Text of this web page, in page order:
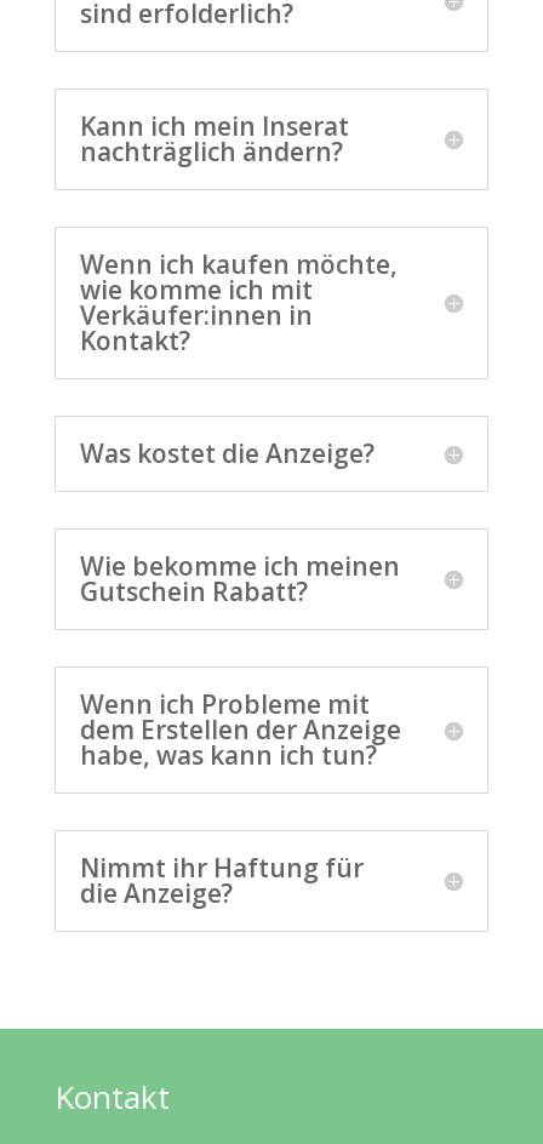
sind erfolderlich?
Kann ich mein Inserat
nachträglich ändern?
Wenn ich kaufen möchte,
wie komme ich mit
Verkäufer:innen in
Kontakt?
Was kostet die Anzeige?
Wie bekomme ich meinen
Gutschein Rabatt?
Wenn ich Probleme mit
dem Erstellen der Anzeige
habe, was kann ich tun?
Nimmt ihr Haftung für
die Anzeige?
Kontakt